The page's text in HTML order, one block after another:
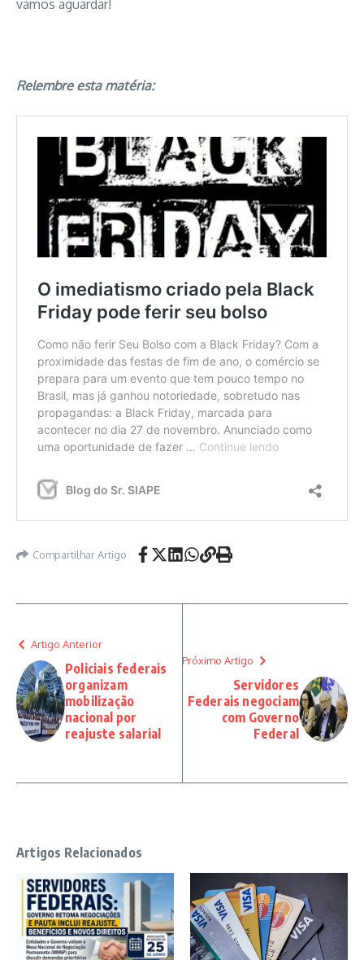
vamos aguardar!
Relembre esta matéria:
Compartilhar Artigo
Artigo Anterior
Policiais federais
organizam
mobilização
nacional por
reajuste salarial
Próximo Artigo
Servidores
Federais negociam
com Governo
Federal
Artigos Relacionados